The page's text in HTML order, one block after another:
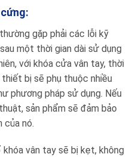
:
gặp phải các lỗi kỹ
một thời gian dài sử dụng
với khóa cửa vân tay, thời
bị sẽ phụ thuộc nhiều
phương pháp sử dụng. Nếu
sản phẩm sẽ đảm bảo
của nó.
khóa vân tay sẽ bị kẹt, không